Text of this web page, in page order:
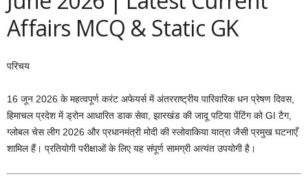
Affairs MCQ & Static GK
परिचय
16 जून 2026 के महत्वपूर्ण करंट अफेयर्स में अंतरराष्ट्रीय पारिवारिक धन प्रेषण दिवस,
हिमाचल प्रदेश में ड्रोन आधारित डाक सेवा, झारखंड की जादू पटिया पेंटिंग को GI टैग,
ग्लोबल चेस लीग 2026 और प्रधानमंत्री मोदी की स्लोवाकिया यात्रा जैसी प्रमुख घटनाएँ
शामिल हैं। प्रतियोगी परीक्षाओं के लिए यह संपूर्ण सामग्री अत्यंत उपयोगी है।